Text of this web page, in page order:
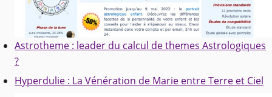
Astrotheme : leader du calcul de themes Astrologiques
?
Hyperdulie : La Vénération de Marie entre Terre et Ciel